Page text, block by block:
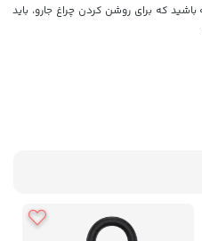
که برای روشن کردن چراغ جارو، باید